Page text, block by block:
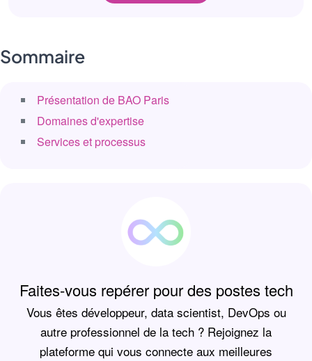
Sommaire
Présentation de BAO Paris
Domaines d'expertise
Services et processus
Faites-vous repérer pour des postes tech
Vous êtes développeur, data scientist, DevOps ou
autre professionnel de la tech ? Rejoignez la
plateforme qui vous connecte aux meilleures